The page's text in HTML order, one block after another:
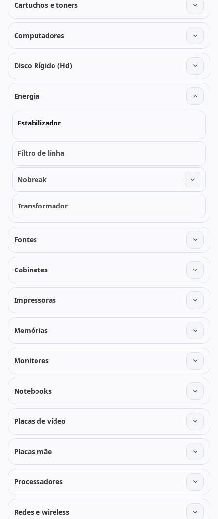
Cartuchos e toners
Computadores
Disco Rígido (Hd)
Energia
Estabilizador
Filtro de linha
Nobreak
Transformador
Fontes
Gabinetes
Impressoras
Memórias
Monitores
Notebooks
Placas de vídeo
Placas mãe
Processadores
Redes e wireless